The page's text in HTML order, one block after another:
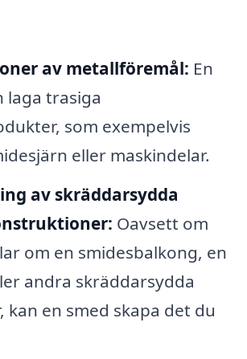
av metallföremål: En
laga trasiga
som exempelvis
eller maskindelar.
av skräddarsydda
Oavsett om
om en smidesbalkong, en
andra skräddarsydda
kan en smed skapa det du